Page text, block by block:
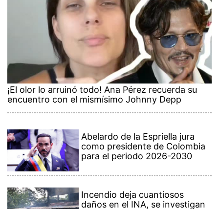
¡El olor lo arruinó todo! Ana Pérez recuerda su
encuentro con el mismísimo Johnny Depp
Abelardo de la Espriella jura
como presidente de Colombia
para el periodo 2026-2030
Incendio deja cuantiosos
daños en el INA, se investigan